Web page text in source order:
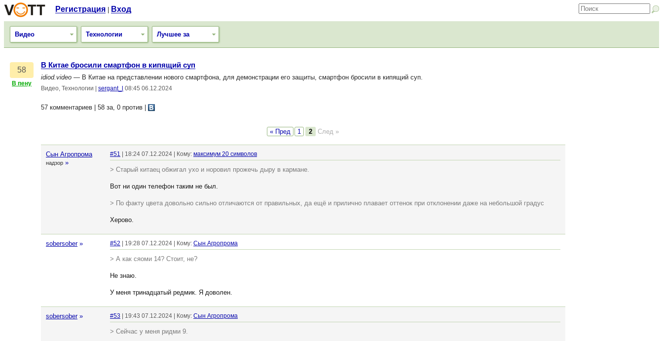
Регистрация Вход
Видео Технологии Лучшее за
58
В пену
В Китае бросили смартфон в кипящий суп
idiod.video — В Китае на представлении нового смартфона, для демонстрации его защиты, смартфон бросили в кипящий суп.
Видео, Технологии sergant_l 08:45 06.12.2024
57 комментариев | 58 за, 0 против
« Пред 1 2 След »
Сын Агропрома
надзор »
#51 | 18:24 07.12.2024 | Кому: максимум 20 символов
> Старый китаец обжигал ухо и норовил прожечь дыру в кармане.
Вот ни один телефон таким не был.
> По факту цвета довольно сильно отличаются от правильных, да ещё и прилично плавает оттенок при отклонении даже на небольшой градус
Херово.
sobersober » #52 | 19:28 07.12.2024 | Кому: Сын Агропрома
> А как сяоми 14? Стоит, не?
Не знаю.
У меня тринадцатый редмик. Я доволен.
sobersober » #53 | 19:43 07.12.2024 | Кому: Сын Агропрома
> Сейчас у меня ридми 9.